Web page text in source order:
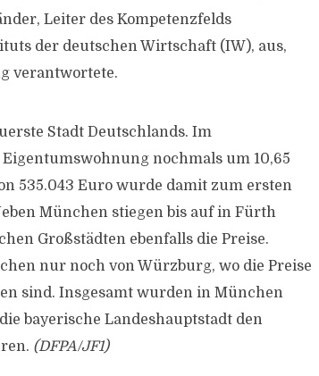
Leiter des Kompetenzfelds
der deutschen Wirtschaft (IW), aus,
verantwortete.
Stadt Deutschlands. Im
nochmals um 10,65
535.043 Euro wurde damit zum ersten
München stiegen bis auf in Fürth
Großstädten ebenfalls die Preise.
nur noch von Würzburg, wo die Preise
sind. Insgesamt wurden in München
bayerische Landeshauptstadt den
(DFPA/JF1)